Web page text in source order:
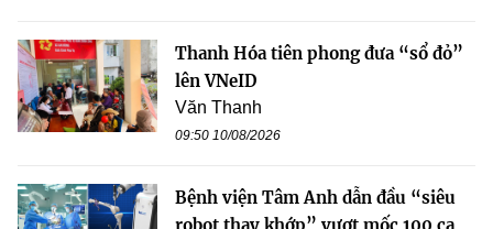
Thanh Hóa tiên phong đưa “sổ đỏ”
lên VNeID
Văn Thanh
09:50 10/08/2026
Bệnh viện Tâm Anh dẫn đầu “siêu